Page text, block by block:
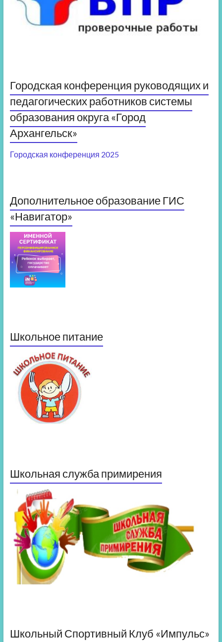
Городская конференция руководящих и
педагогических работников системы
образования округа «Город
Архангельск»
Городская конференция 2025
Дополнительное образование ГИС
«Навигатор»
Школьное питание
Школьная служба примирения
Школьный Спортивный Клуб «Импульс»